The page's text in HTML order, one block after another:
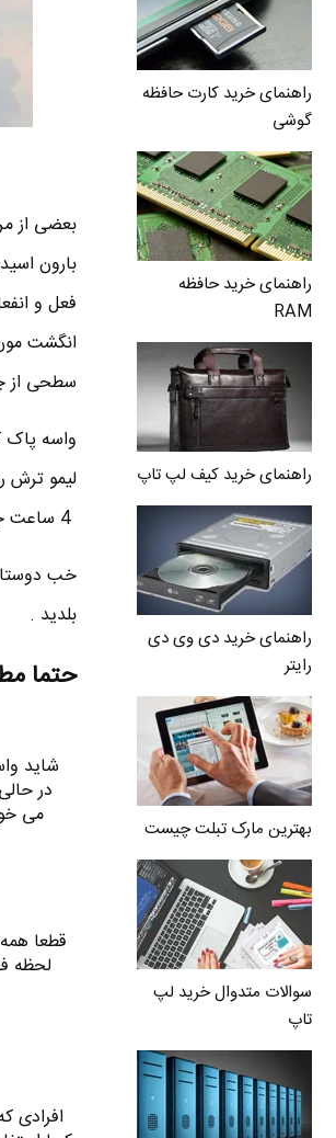
راهنمای خرید کارت حافظه
گوشی
راهنمای خرید حافظه
RAM
راهنمای خرید کیف لپ تاپ
راهنمای خرید دی وی دی
رایتر
بهترین مارک تبلت چیست
سوالات متدوال خرید لپ
تاپ
بعضی از
بارون
فعل و
انگشت
سطحی از
واسه پاک
خب
بلدید .
حتما
شاید
در
می
قطعا
لحظه
افرادی